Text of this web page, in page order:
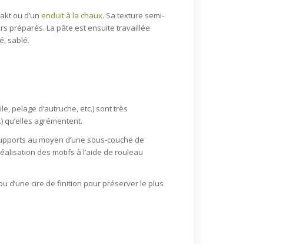
ou d’unenduit à la chaux. Sa texture semi-
préparés. La pâte est ensuite travaillée
sablé.
pelage d’autruche, etc.) sont très
agrémentent.
au moyen d’une sous-couche de
des motifs à l’aide de rouleau
d’une cire de finition pour préserver le plus